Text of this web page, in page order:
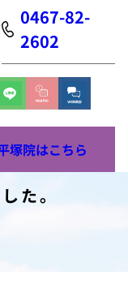
0467-82-
2602
塚院はこちら
した。